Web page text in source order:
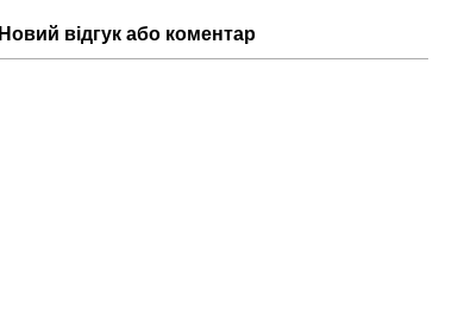
Новий відгук або коментар